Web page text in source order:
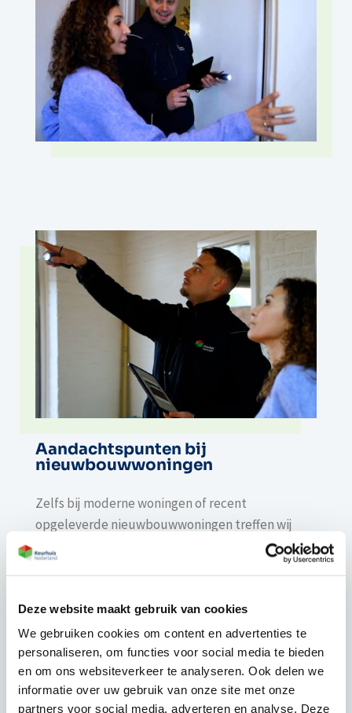
Deze website maakt gebruik van cookies
We gebruiken cookies om content en advertenties te
personaliseren, om functies voor social media te bieden
en om ons websiteverkeer te analyseren. Ook delen we
informatie over uw gebruik van onze site met onze
partners voor social media, adverteren en analyse. Deze
Aandachtspunten bij
nieuwbouwwoningen
Zelfs bij moderne woningen of recent
opgeleverde nieuwbouwwoningen treffen wij
tijdens een bouwkundige keuring regelmatig
aandachtspunten aan, waaronder:
constructieve of uitvoeringsfouten door snelle
onvolledige of slordige afwerking;
gebreken aan isolatie, installaties of
ventilatiesystemen.